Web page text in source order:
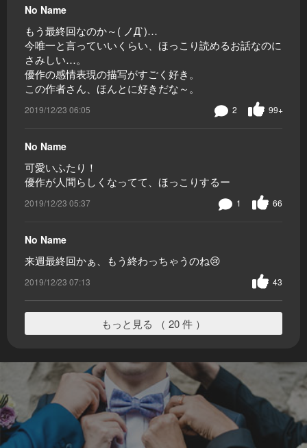
No Name
もう最終回なのか～( ノД`)…
今唯一と言っていいくらい、ほっこり読めるお話なのに
さみしい…。
優作の感情表現の描写がすごく好き。
この作者さん、ほんとに好きだな～。
2019/12/23 06:05 99+
2
No Name
可愛いふたり！
優作が人間らしくなってて、ほっこりするー
2019/12/23 05:37 66
1
No Name
来週最終回かぁ、もう終わっちゃうのね😢
2019/12/23 07:13 43
もっと見る （ 20 件 ）